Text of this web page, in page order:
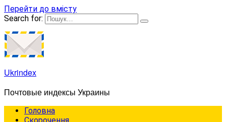
Перейти до вмісту
Search for:
Ukrindex
Почтовые индексы Украины
Головна